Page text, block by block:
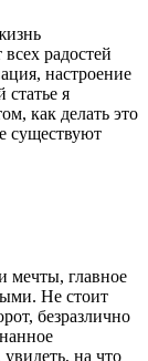
радостей
настроение
статье я
как делать это
существуют
мечты, главное
Не стоит
безразлично
на что